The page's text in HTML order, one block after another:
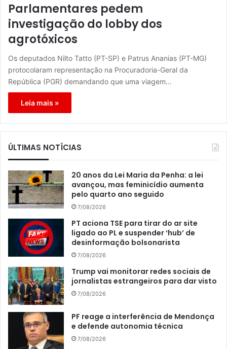
Parlamentares pedem
investigação do lobby dos
agrotóxicos
Os deputados Nilto Tatto (PT-SP) e Patrus Ananias (PT-MG)
protocolaram representação na Procuradoria-Geral da
República (PGR) demandando que uma viagem…
Leia mais »
ÚLTIMAS NOTÍCIAS
20 anos da Lei Maria da Penha: a lei
avançou, mas feminicídio aumenta
pelo quarto ano seguido
7/08/2026
PT aciona TSE para tirar do ar site
ligado ao PL e suspender ‘hub’ de
desinformação bolsonarista
7/08/2026
Trump vai monitorar redes sociais de
jornalistas estrangeiros para dar visto
7/08/2026
PF reage a interferência de Mendonça
e defende autonomia técnica
7/08/2026